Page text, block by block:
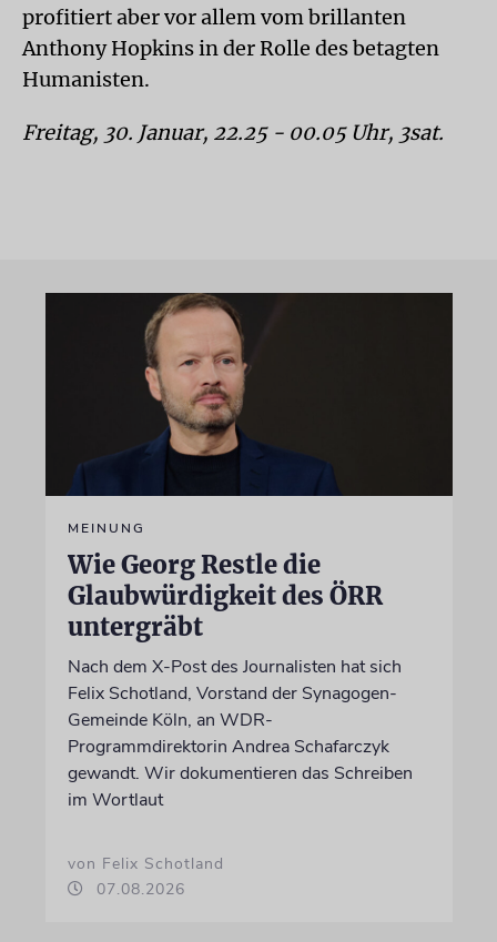
profitiert aber vor allem vom brillanten
Anthony Hopkins in der Rolle des betagten
Humanisten.
Freitag, 30. Januar, 22.25 - 00.05 Uhr, 3sat.
MEINUNG
Wie Georg Restle die
Glaubwürdigkeit des ÖRR
untergräbt
Nach dem X-Post des Journalisten hat sich
Felix Schotland, Vorstand der Synagogen-
Gemeinde Köln, an WDR-
Programmdirektorin Andrea Schafarczyk
gewandt. Wir dokumentieren das Schreiben
im Wortlaut
von Felix Schotland
07.08.2026